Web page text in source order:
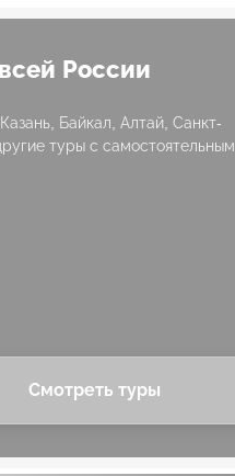
России
Байкал, Алтай, Санкт-
туры с самостоятельным
Смотреть туры